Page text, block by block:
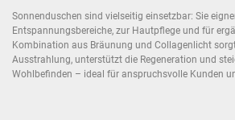
Sonnenduschen sind vielseitig einsetzbar: Sie
Entspannungsbereiche, zur Hautpflege und für
Kombination aus Bräunung und Collagenlicht
Ausstrahlung, unterstützt die Regeneration und
Wohlbefinden – ideal für anspruchsvolle Kunden